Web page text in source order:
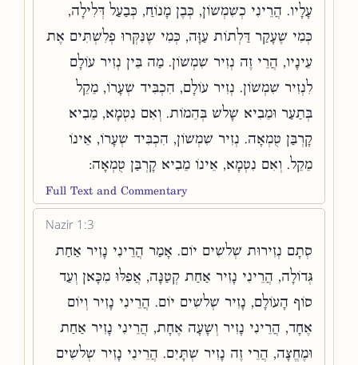
עָלָיו. הֲרֵינִי כְשִׁמְשׁוֹן, כְּבֶן מָנוֹחַ, כְּבַעַל דְּלִילָה,
כְּמִי שֶׁעָקַר דַּלְתוֹת עַזָּה, כְּמִי שֶׁנִּקְּרוּ פְלִשְׁתִּים אֶת
עֵינָיו, הֲרֵי זֶה נְזִיר שִׁמְשׁוֹן. מַה בֵּין נְזִיר עוֹלָם
לִנְזִיר שִׁמְשׁוֹן. נְזִיר עוֹלָם, הִכְבִּיד שְׂעָרוֹ, מֵקֵל
בְּתַעַר וּמֵבִיא שָׁלשׁ בְּהֵמוֹת. וְאִם נִטְמָא, מֵבִיא
קָרְבַּן טֻמְאָה. נְזִיר שִׁמְשׁוֹן, הִכְבִּיד שְׂעָרוֹ, אֵינוֹ
מֵקֵל. וְאִם נִטְמָא, אֵינוֹ מֵבִיא קָרְבַּן טֻמְאָה:
Full Text and Commentary
Nazir 1:3
סְתָם נְזִירוּת שְׁלשִׁים יוֹם. אָמַר הֲרֵינִי נָזִיר אַחַת
גְּדוֹלָה, הֲרֵינִי נָזִיר אַחַת קְטַנָּה, אֲפִלּוּ מִכָּאן וְעַד
סוֹף הָעוֹלָם, נָזִיר שְׁלשִׁים יוֹם. הֲרֵינִי נָזִיר וְיוֹם
אֶחָד, הֲרֵינִי נָזִיר וְשָׁעָה אֶחָת, הֲרֵינִי נָזִיר אַחַת
וּמֶחֱצָה, הֲרֵי זֶה נָזִיר שְׁתָּיִם. הֲרֵינִי נָזִיר שְׁלשִׁים